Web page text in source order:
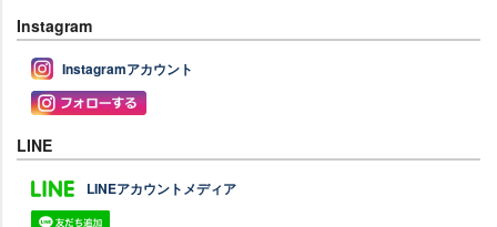
Instagram
Instagramアカウント
LINE
LINEアカウントメディア